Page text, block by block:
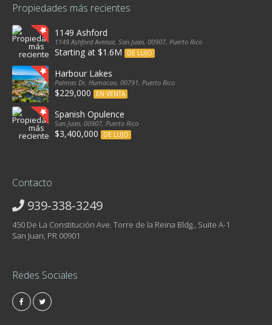
Propiedades más recientes
1149 Ashford
1149 Ashford Avenue, San Juan, 00907, Puerto Rico
Starting at $1.6M DE LUJO
Harbour Lakes
Palmas Dr, Humacao, 00791, Puerto Rico
$229,000 EN VENTA
Spanish Opulence
San Juan, 00907, Puerto Rico
$3,400,000 DE LUJO
Contacto
939-338-3249
450 De La Constitución Ave. Torre de la Reina Bldg., Suite A-1
San Juan, PR 00901
Redes Sociales